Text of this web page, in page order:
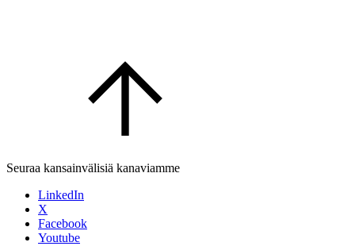
Seuraa kansainvälisiä kanaviamme
LinkedIn
X
Facebook
Youtube